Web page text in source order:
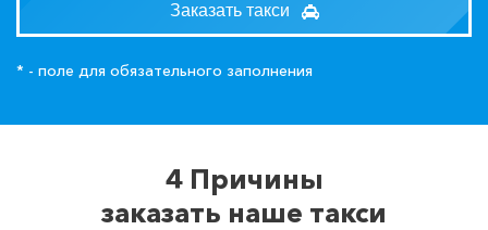
Заказать такси
* - поле для обязательного заполнения
4 Причины
заказать наше такси